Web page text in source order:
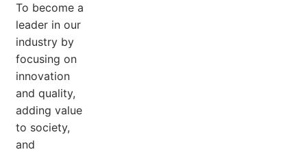
To become a
leader in our
industry by
focusing on
innovation
and quality,
adding value
to society,
and